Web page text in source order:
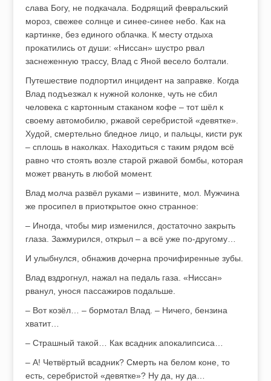
слава Богу, не подкачала. Бодрящий февральский
мороз, свежее солнце и синее-синее небо. Как на
картинке, без единого облачка. К месту отдыха
прокатились от души: «Ниссан» шустро рвал
заснеженную трассу, Влад с Яной весело болтали.
Путешествие подпортил инцидент на заправке. Когда
Влад подъезжал к нужной колонке, чуть не сбил
человека с картонным стаканом кофе – тот шёл к
своему автомобилю, ржавой серебристой «девятке».
Худой, смертельно бледное лицо, и пальцы, кисти рук
– сплошь в наколках. Находиться с таким рядом всё
равно что стоять возле старой ржавой бомбы, которая
может рвануть в любой момент.
Влад молча развёл руками – извините, мол. Мужчина
же просипел в приоткрытое окно странное:
– Иногда, чтобы мир изменился, достаточно закрыть
глаза. Зажмурился, открыл – а всё уже по-другому…
И улыбнулся, обнажив дочерна прочифиренные зубы.
Влад вздрогнул, нажал на педаль газа. «Ниссан»
рванул, унося пассажиров подальше.
– Вот козёл… – бормотал Влад. – Ничего, бензина
хватит…
– Страшный такой… Как всадник апокалипсиса…
– А! Четвёртый всадник? Смерть на белом коне, то
есть, серебристой «девятке»? Ну да, ну да…